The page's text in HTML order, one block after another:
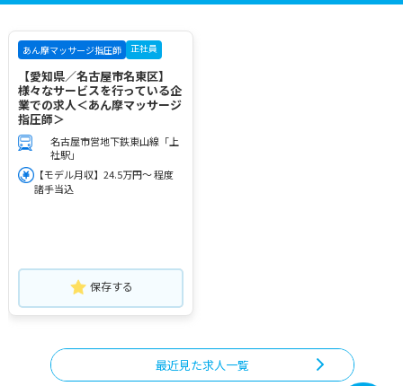
あん摩マッサージ指圧師 正社員
【愛知県／名古屋市名東区】
様々なサービスを行っている企
業での求人＜あん摩マッサージ
指圧師＞
名古屋市営地下鉄東山線「上
社駅」
【モデル月収】24.5万円～ 程度
諸手当込
保存する
最近見た求人一覧